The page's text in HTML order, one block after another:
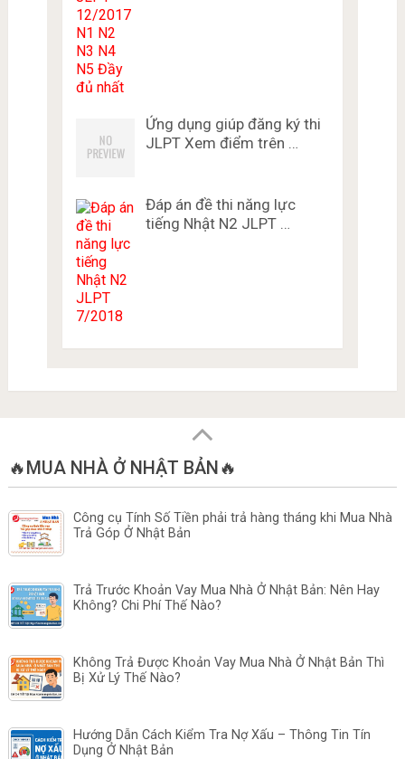
Ứng dụng giúp đăng ký thi
JLPT Xem điểm trên …
Đáp án đề thi năng lực
tiếng Nhật N2 JLPT …
🔥MUA NHÀ Ở NHẬT BẢN🔥
Công cụ Tính Số Tiền phải trả hàng tháng khi Mua Nhà
Trả Góp Ở Nhật Bản
Trả Trước Khoản Vay Mua Nhà Ở Nhật Bản: Nên Hay
Không? Chi Phí Thế Nào?
Không Trả Được Khoản Vay Mua Nhà Ở Nhật Bản Thì
Bị Xử Lý Thế Nào?
Hướng Dẫn Cách Kiểm Tra Nợ Xấu – Thông Tin Tín
Dụng Ở Nhật Bản